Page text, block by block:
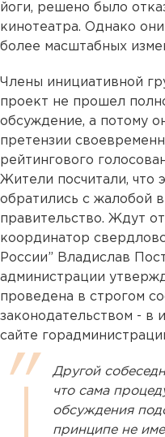
йоги, решено было
кинотеатра. Однако
более масштабных
Члены инициативной
проект не прошел
обсуждение, а потому
претензии
рейтингового
Жители посчитали, что
обратились с жалобой
правительство. Ждут
координатор
России” Владислав
администрации
проведена в строгом
законодательством - в
сайте
Другой
что сама
обсуждения
принципе не